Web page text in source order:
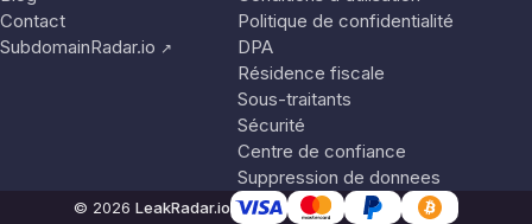
Contact
SubdomainRadar.io ↗
Politique de confidentialité
DPA
Résidence fiscale
Sous-traitants
Sécurité
Centre de confiance
Suppression de donnees
© 2026 LeakRadar.io